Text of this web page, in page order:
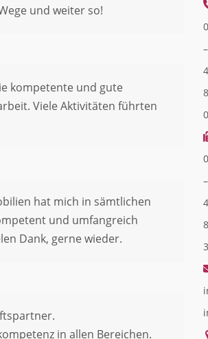
und weiter so!
kompetente und gute
Viele Aktivitäten führten
hat mich in sämtlichen
und umfangreich
Dank, gerne wieder.
in allen Bereichen.
–
0
–